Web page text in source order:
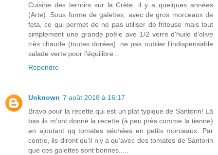
Cuisine des terroirs sur la Crète, il y a quelques années
(Arte). Sous forme de galettes, avec de gros morceaux de
feta, ce qui permet de ne pas utiliser de friteuse mais tout
simplement une grande poêle ave 1/2 verre d'huile d'olive
très chaude (toutes dorées). ne pas oublier l'indispensable
salade verte pour l'équilibre...
Répondre
Unknown 7 août 2018 à 16:17
Bravo pour la recette qui est un plat typique de Santorin! Là
bas ils m’ont donné la recette (à peu près comme la tienne)
en ajoutant qq tomates séchées en petits morceaux. Par
contre, ils diront qu’il n’y a qu’avec des tomates de Santorin
que ces galettes sont bonnes.....